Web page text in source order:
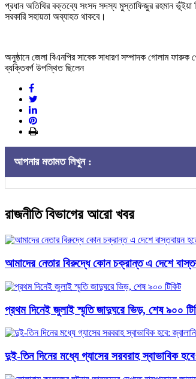
প্রধান অতিথির বক্তব্যে সংসদ সদস্য মুস্তাফিজুর রহমান ভূঁইয়া
সরকারি সহায়তা অব্যাহত থাকবে।
অনুষ্ঠানে জেলা বিএনপির সাবেক সাধারণ সম্পাদক গোলাম ফারুক
ব্যক্তিবর্গ উপস্থিত ছিলেন
আপনার মতামত লিখুন :
রাজনীতি বিভাগের আরো খবর
আমাদের নেতার বিরুদ্ধে কোন চক্রান্ত এ দেশে
প্রথম দিনেই জুলাই স্মৃতি জাদুঘরে ভিড়, শেষ ৯০০
দুই-তিন দিনের মধ্যে গ্যাসের সরবরাহ স্বাভাবিক হবে: